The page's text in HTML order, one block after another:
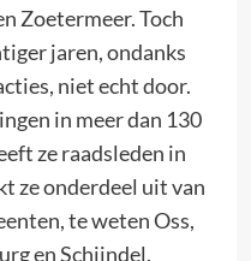
Zoetermeer. Toch
jaren, ondanks
niet echt door.
in meer dan 130
ze raadsleden in
ze onderdeel uit van
te weten Oss,
en Schijndel.